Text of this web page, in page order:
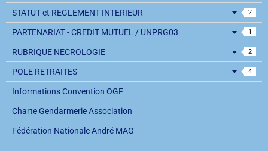
STATUT et REGLEMENT INTERIEUR 2
PARTENARIAT - CREDIT MUTUEL / UNPRG03 1
RUBRIQUE NECROLOGIE 2
POLE RETRAITES 4
Informations Convention OGF
Charte Gendarmerie Association
Fédération Nationale André MAG